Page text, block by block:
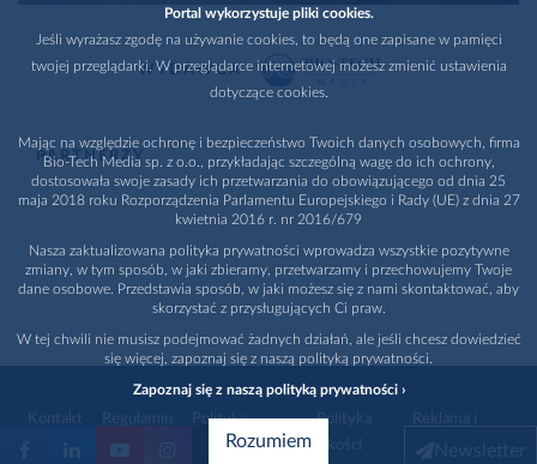
WYDAWCA
PARTNERZY
Polityka
prywatności
Polityka
promocja
Portal wykorzystuje pliki cookies.
Jeśli wyrażasz zgodę na używanie cookies, to będą one zapisane w pamięci
twojej przeglądarki. W przeglądarce internetowej możesz zmienić ustawienia
dotyczące cookies.
Mając na względzie ochronę i bezpieczeństwo Twoich danych osobowych, firma
Bio-Tech Media sp. z o.o., przykładając szczególną wagę do ich ochrony,
dostosowała swoje zasady ich przetwarzania do obowiązującego od dnia 25
maja 2018 roku Rozporządzenia Parlamentu Europejskiego i Rady (UE) z dnia 27
kwietnia 2016 r. nr 2016/679
Nasza zaktualizowana polityka prywatności wprowadza wszystkie pozytywne
zmiany, w tym sposób, w jaki zbieramy, przetwarzamy i przechowujemy Twoje
dane osobowe. Przedstawia sposób, w jaki możesz się z nami skontaktować, aby
skorzystać z przysługujących Ci praw.
W tej chwili nie musisz podejmować żadnych działań, ale jeśli chcesz dowiedzieć
się więcej, zapoznaj się z naszą polityką prywatności.
Zapoznaj się z naszą polityką prywatności ›
Rozumiem Newsletter